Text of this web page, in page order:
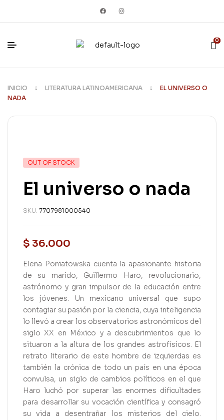
0
INICIO LITERATURA LATINOAMERICANA
EL UNIVERSO O
NADA
OUT OF STOCK
El universo o nada
SKU: 7707981000540
$ 36.000
Elena Poniatowska cuenta la apasionante historia
de su marido, Guillermo Haro, revolucionario,
astrónomo y gran impulsor de la educación entre
los jóvenes. Un mexicano universal que supo
contagiar su pasión por la ciencia, cuya inteligencia
lo llevó a crear los observatorios astronómicos del
siglo XX en México y a descubrimientos que lo
situaron a la altura de los grandes astrofísicos. El
retrato literario de este hombre de izquierdas es
también la crónica de todo un país en una época
convulsa, un siglo de cambios políticos en el que
Haro luchó por superar las enormes dificultades
para desarrollar su vocación científica y consagró
su vida a desentrañar los misterios del cielo.